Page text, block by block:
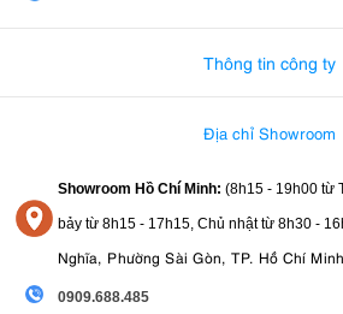
Thông tin công ty
Địa chỉ Showroom
Showroom Hồ Chí Minh: (8h15 - 19h00 từ
bảy từ 8h15 - 17h15, Chủ nhật từ 8h30 -
Nghĩa, Phường Sài Gòn, TP. Hồ Chí Minh
0909.688.485